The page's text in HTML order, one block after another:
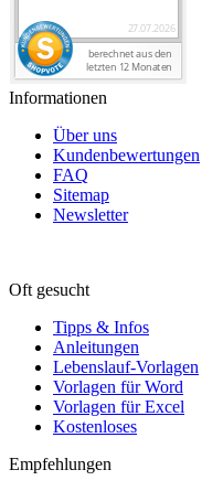
Informationen
Über uns
Kundenbewertungen
FAQ
Sitemap
Newsletter
Oft gesucht
Tipps & Infos
Anleitungen
Lebenslauf-Vorlagen
Vorlagen für Word
Vorlagen für Excel
Kostenloses
Empfehlungen